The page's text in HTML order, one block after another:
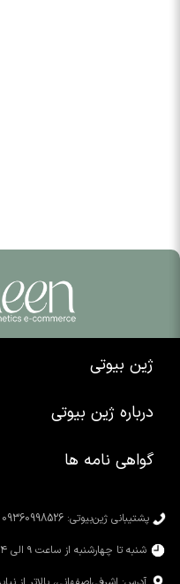
ژین بیوتی
خرید شوینده صورت
خرید رژ لب
درباره ژین بیوتی
تماس با ما
محصولات سیمپل
گواهی نامه ها
پشتیبانی ژین‌بیوتی: 09360998526 - 02126910970
شنبه تا چهارشنبه از ساعت ۹ الی ۲۴ و پنجشنبه از ساعت ۹ الی ۲۲